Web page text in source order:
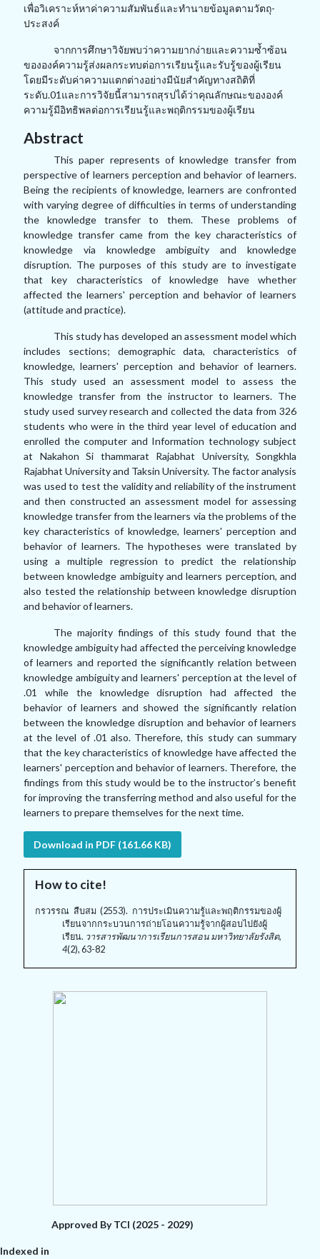
เพื่อวิเคราะห์หาค่าความสัมพันธ์และทำนายข้อมูลตามวัตถุ-
ประสงค์
จากการศึกษาวิจัยพบว่าความยากง่ายและความซ้ำซ้อน
ขององค์ความรู้ส่งผลกระทบต่อการเรียนรู้และรับรู้ของผู้เรียน
โดยมีระดับค่าความแตกต่างอย่างมีนัยสำคัญทางสถิติที่
ระดับ.01และการวิจัยนี้สามารถสุรปได้ว่าคุณลักษณะขององค์
ความรู้มีอิทธิพลต่อการเรียนรู้และพฤติกรรมของผู้เรียน
Abstract
This paper represents of knowledge transfer from
perspective of learners perception and behavior of learners.
Being the recipients of knowledge, learners are confronted
with varying degree of difficulties in terms of understanding
the knowledge transfer to them. These problems of
knowledge transfer came from the key characteristics of
knowledge via knowledge ambiguity and knowledge
disruption. The purposes of this study are to investigate
that key characteristics of knowledge have whether
affected the learners' perception and behavior of learners
(attitude and practice).
This study has developed an assessment model which
includes sections; demographic data, characteristics of
knowledge, learners' perception and behavior of learners.
This study used an assessment model to assess the
knowledge transfer from the instructor to learners. The
study used survey research and collected the data from 326
students who were in the third year level of education and
enrolled the computer and Information technology subject
at Nakahon Si thammarat Rajabhat University, Songkhla
Rajabhat University and Taksin University. The factor analysis
was used to test the validity and reliability of the instrument
and then constructed an assessment model for assessing
knowledge transfer from the learners via the problems of the
key characteristics of knowledge, learners' perception and
behavior of learners. The hypotheses were translated by
using a multiple regression to predict the relationship
between knowledge ambiguity and learners perception, and
also tested the relationship between knowledge disruption
and behavior of learners.
The majority findings of this study found that the
knowledge ambiguity had affected the perceiving knowledge
of learners and reported the significantly relation between
knowledge ambiguity and learners' perception at the level of
.01 while the knowledge disruption had affected the
behavior of learners and showed the significantly relation
between the knowledge disruption and behavior of learners
at the level of .01 also. Therefore, this study can summary
that the key characteristics of knowledge have affected the
learners' perception and behavior of learners. Therefore, the
findings from this study would be to the instructor’s benefit
for improving the transferring method and also useful for the
learners to prepare themselves for the next time.
Download in PDF (161.66 KB)
How to cite!
กรวรรณ สืบสม (2553). การประเมินความรู้และพฤติกรรมของผู้
เรียนจากกระบวนการถ่ายโอนความรู้จากผู้สอบไปยังผู้
เรียน. วารสารพัฒนาการเรียนการสอน มหาวิทยาลัยรังสิต,
4(2), 63-82
Approved By TCI (2025 - 2029)
Indexed in